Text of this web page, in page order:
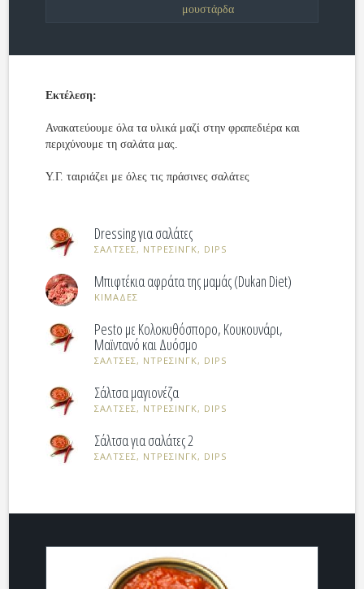
μουστάρδα
Εκτέλεση:
Ανακατεύουμε όλα τα υλικά μαζί στην φραπεδιέρα και
περιχύνουμε τη σαλάτα μας.
Υ.Γ. ταιριάζει με όλες τις πράσινες σαλάτες
Dressing για σαλάτες
ΣΑΛΤΣΕΣ, ΝΤΡΕΣΙΝΓΚ, DIPS
Μπιφτέκια αφράτα της μαμάς (Dukan Diet)
ΚΙΜΑΔΕΣ
Pesto με Κολοκυθόσπορο, Κουκουνάρι,
Μαϊντανό και Δυόσμο
ΣΑΛΤΣΕΣ, ΝΤΡΕΣΙΝΓΚ, DIPS
Σάλτσα μαγιονέζα
ΣΑΛΤΣΕΣ, ΝΤΡΕΣΙΝΓΚ, DIPS
Σάλτσα για σαλάτες 2
ΣΑΛΤΣΕΣ, ΝΤΡΕΣΙΝΓΚ, DIPS